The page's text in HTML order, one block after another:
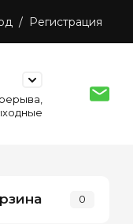
/ Регистрация
0